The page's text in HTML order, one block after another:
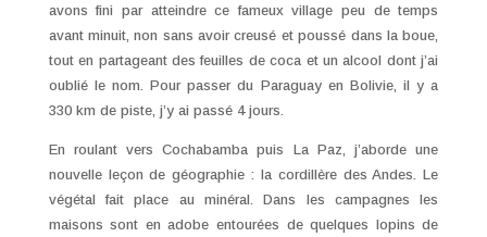
avons fini par atteindre ce fameux village peu de temps
avant minuit, non sans avoir creusé et poussé dans la boue,
tout en partageant des feuilles de coca et un alcool dont j’ai
oublié le nom. Pour passer du Paraguay en Bolivie, il y a
330 km de piste, j’y ai passé 4 jours.
En roulant vers Cochabamba puis La Paz, j’aborde une
nouvelle leçon de géographie : la cordillère des Andes. Le
végétal fait place au minéral. Dans les campagnes les
maisons sont en adobe entourées de quelques lopins de